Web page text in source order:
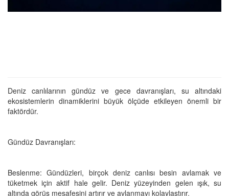
Deniz canlılarının gündüz ve gece davranışları, su altındaki
ekosistemlerin dinamiklerini büyük ölçüde etkileyen önemli bir
faktördür.
Gündüz Davranışları:
Beslenme: Gündüzleri, birçok deniz canlısı besin avlamak ve
tüketmek için aktif hale gelir. Deniz yüzeyinden gelen ışık, su
altında görüş mesafesini artırır ve avlanmayı kolaylaştırır.